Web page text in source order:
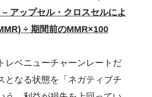
アップセル・クロスセルによ
÷ 期間前のMMR×100
レベニューチャーンレートだ
となる状態を「ネガティブチ